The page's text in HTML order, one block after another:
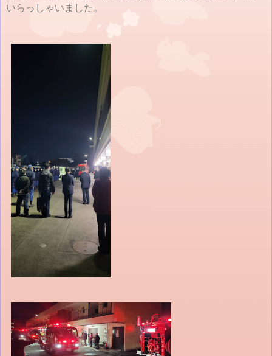
いらっしゃいました。